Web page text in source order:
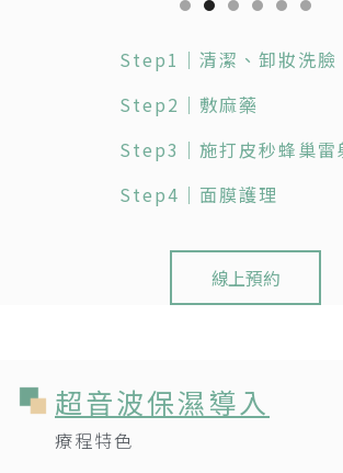
Step1｜清潔、卸妝洗臉
Step2｜敷麻藥
Step3｜施打皮秒蜂巢雷
Step4｜面膜護理
線上預約
超音波保濕導入
療程特色